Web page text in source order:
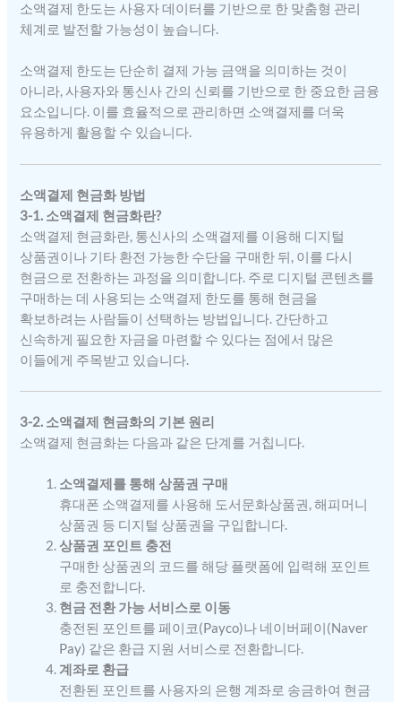
소액결제 한도는 사용자 데이터를 기반으로 한 맞춤형 관리
체계로 발전할 가능성이 높습니다.
소액결제 한도는 단순히 결제 가능 금액을 의미하는 것이
아니라, 사용자와 통신사 간의 신뢰를 기반으로 한 중요한 금융
요소입니다. 이를 효율적으로 관리하면 소액결제를 더욱
유용하게 활용할 수 있습니다.
소액결제 현금화 방법
3-1. 소액결제 현금화란?
소액결제 현금화란, 통신사의 소액결제를 이용해 디지털
상품권이나 기타 환전 가능한 수단을 구매한 뒤, 이를 다시
현금으로 전환하는 과정을 의미합니다. 주로 디지털 콘텐츠를
구매하는 데 사용되는 소액결제 한도를 통해 현금을
확보하려는 사람들이 선택하는 방법입니다. 간단하고
신속하게 필요한 자금을 마련할 수 있다는 점에서 많은
이들에게 주목받고 있습니다.
3-2. 소액결제 현금화의 기본 원리
소액결제 현금화는 다음과 같은 단계를 거칩니다.
소액결제를 통해 상품권 구매
휴대폰 소액결제를 사용해 도서문화상품권, 해피머니
상품권 등 디지털 상품권을 구입합니다.
상품권 포인트 충전
구매한 상품권의 코드를 해당 플랫폼에 입력해 포인트
로 충전합니다.
현금 전환 가능 서비스로 이동
충전된 포인트를 페이코(Payco)나 네이버페이(Naver
Pay) 같은 환급 지원 서비스로 전환합니다.
계좌로 환급
전환된 포인트를 사용자의 은행 계좌로 송금하여 현금